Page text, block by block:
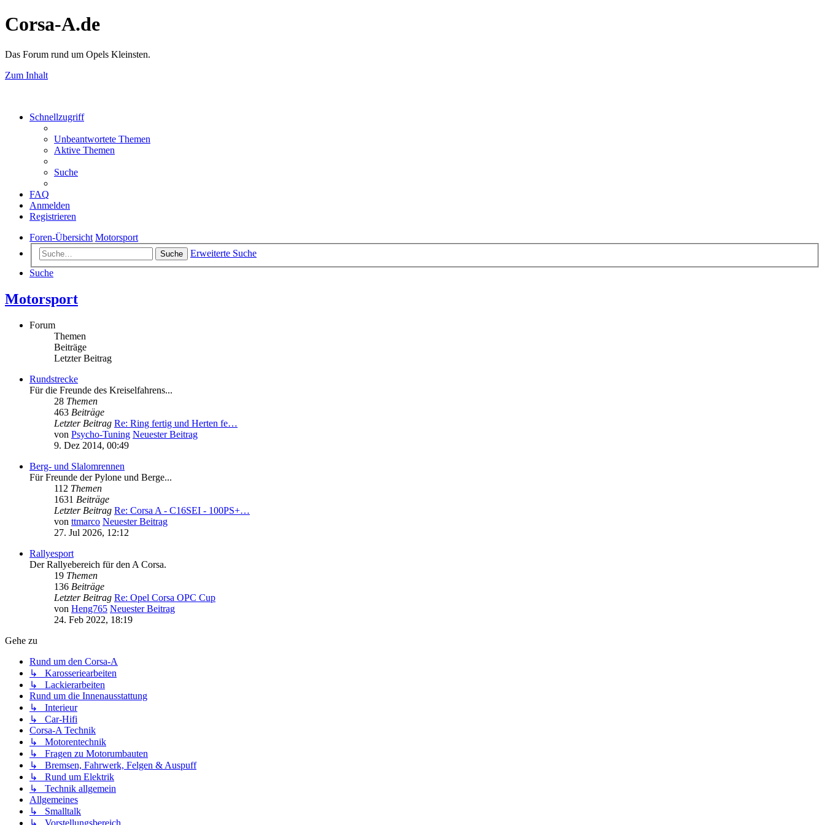
Corsa-A.de
Das Forum rund um Opels Kleinsten.
Zum Inhalt
Schnellzugriff
Unbeantwortete Themen
Aktive Themen
Suche
FAQ
Anmelden
Registrieren
Foren-Übersicht Motorsport
Suche
Erweiterte Suche
Suche
Motorsport
Forum
Themen
Beiträge
Letzter Beitrag
Rundstrecke
Für die Freunde des Kreiselfahrens...
28 Themen
463 Beiträge
Letzter Beitrag Re: Ring fertig und Herten fe…
von Psycho-Tuning Neuester Beitrag
9. Dez 2014, 00:49
Berg- und Slalomrennen
Für Freunde der Pylone und Berge...
112 Themen
1631 Beiträge
Letzter Beitrag Re: Corsa A - C16SEI - 100PS+…
von ttmarco Neuester Beitrag
27. Jul 2026, 12:12
Rallyesport
Der Rallyebereich für den A Corsa.
19 Themen
136 Beiträge
Letzter Beitrag Re: Opel Corsa OPC Cup
von Heng765 Neuester Beitrag
24. Feb 2022, 18:19
Gehe zu
Rund um den Corsa-A
↳ Karosseriearbeiten
↳ Lackierarbeiten
Rund um die Innenausstattung
↳ Interieur
↳ Car-Hifi
Corsa-A Technik
↳ Motorentechnik
↳ Fragen zu Motorumbauten
↳ Bremsen, Fahrwerk, Felgen & Auspuff
↳ Rund um Elektrik
↳ Technik allgemein
Allgemeines
↳ Smalltalk